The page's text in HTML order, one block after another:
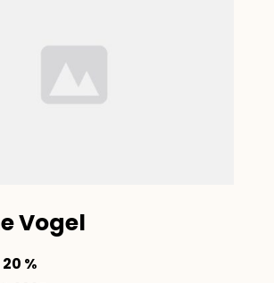
Vogel
%